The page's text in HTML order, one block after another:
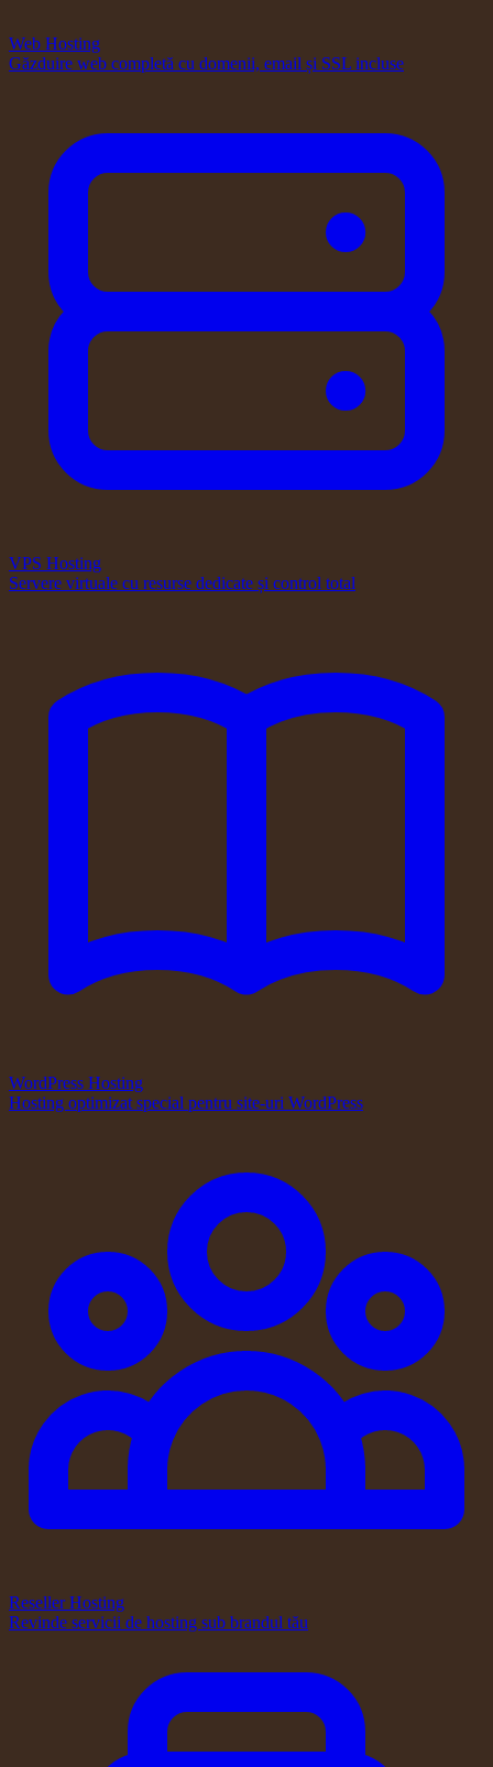
Web Hosting
Găzduire web completă cu domenii, email și SSL incluse
VPS Hosting
Servere virtuale cu resurse dedicate și control total
WordPress Hosting
Hosting optimizat special pentru site-uri WordPress
Reseller Hosting
Revinde servicii de hosting sub brandul tău